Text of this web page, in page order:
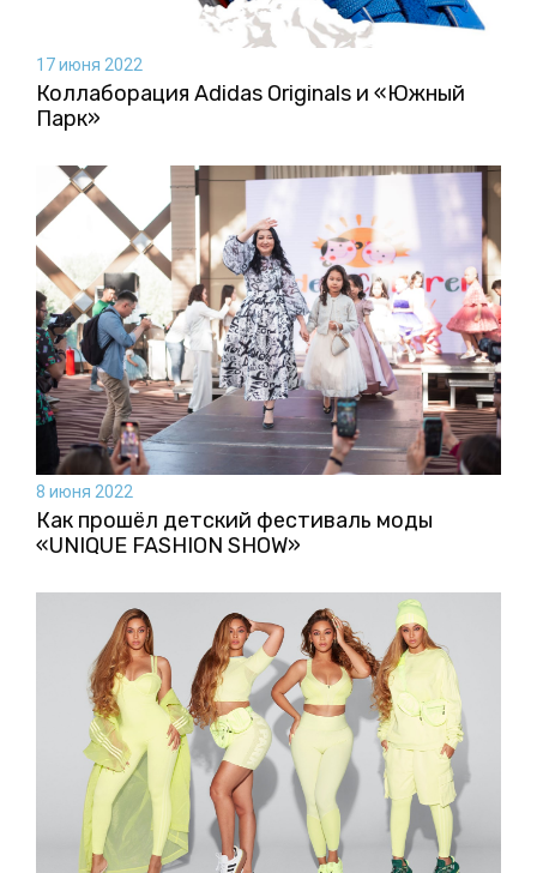
17 июня 2022
Коллаборация Аdidas Originals и «Южный
Парк»
8 июня 2022
Как прошёл детский фестиваль моды
«UNIQUE FASHION SHOW»